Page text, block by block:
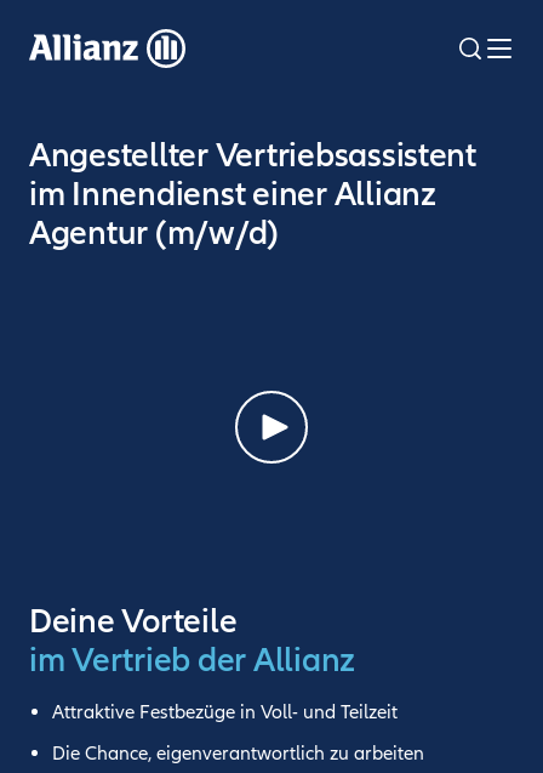
zum
search
Angestellter Vertriebsassistent
im Innendienst einer Allianz
Agentur (m/w/d)
Deine Vorteile
im Vertrieb der Allianz
Attraktive Festbezüge in Voll- und Teilzeit
Die Chance, eigenverantwortlich zu arbeiten